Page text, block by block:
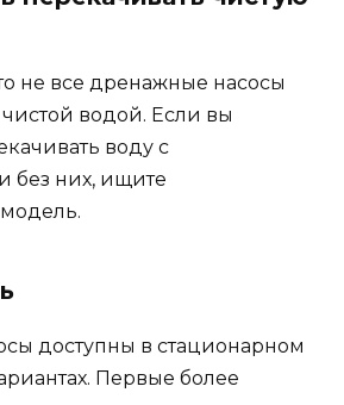
не все дренажные насосы
чистой водой. Если вы
воду с
без них, ищите
доступны в стационарном
Первые более